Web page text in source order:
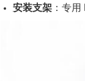
安装支架 ：专